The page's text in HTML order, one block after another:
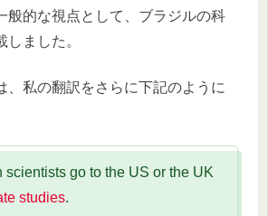
般的な視点として、ブラジルの科
ました。
、私の翻訳をさらに下記のように
scientists go to the US or the UK
studies.